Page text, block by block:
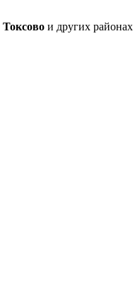
Токсово и других районах